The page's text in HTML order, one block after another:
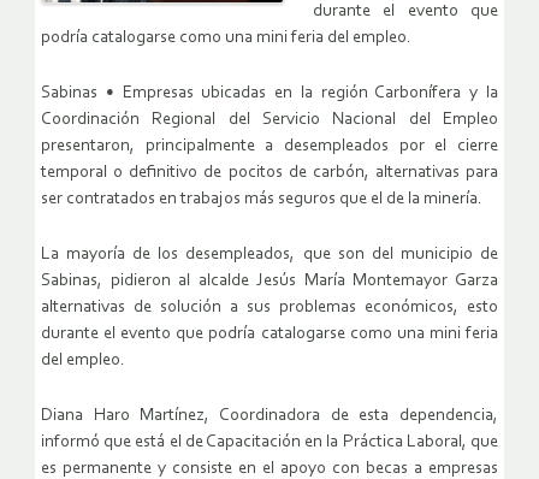
durante el evento que
podría catalogarse como una mini feria del empleo.
Sabinas • Empresas ubicadas en la región Carbonífera y la
Coordinación Regional del Servicio Nacional del Empleo
presentaron, principalmente a desempleados por el cierre
temporal o definitivo de pocitos de carbón, alternativas para
ser contratados en trabajos más seguros que el de la minería.
La mayoría de los desempleados, que son del municipio de
Sabinas, pidieron al alcalde Jesús María Montemayor Garza
alternativas de solución a sus problemas económicos, esto
durante el evento que podría catalogarse como una mini feria
del empleo.
Diana Haro Martínez, Coordinadora de esta dependencia,
informó que está el de Capacitación en la Práctica Laboral, que
es permanente y consiste en el apoyo con becas a empresas